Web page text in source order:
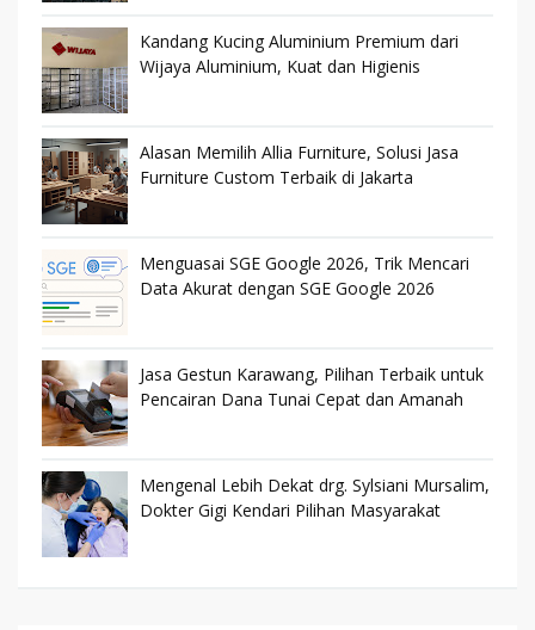
Kandang Kucing Aluminium Premium dari
Wijaya Aluminium, Kuat dan Higienis
Alasan Memilih Allia Furniture, Solusi Jasa
Furniture Custom Terbaik di Jakarta
Menguasai SGE Google 2026, Trik Mencari
Data Akurat dengan SGE Google 2026
Jasa Gestun Karawang, Pilihan Terbaik untuk
Pencairan Dana Tunai Cepat dan Amanah
Mengenal Lebih Dekat drg. Sylsiani Mursalim,
Dokter Gigi Kendari Pilihan Masyarakat